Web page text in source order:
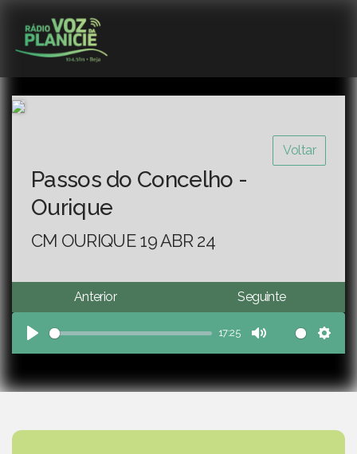
Voltar
Passos do Concelho -
Ourique
CM OURIQUE 19 ABR 24
Anterior Seguinte
Play
17:25
Mute